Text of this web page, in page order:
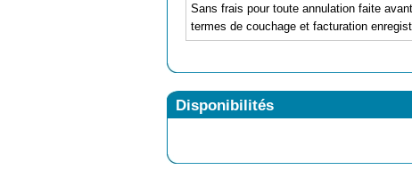
Sans frais pour toute annulation faite
termes de couchage et facturation
Disponibilités